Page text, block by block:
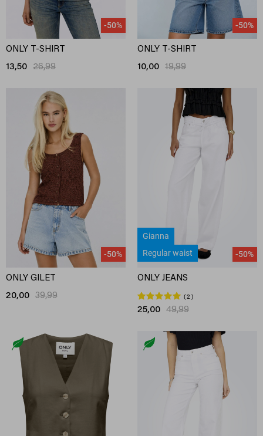
-50%
ONLY T-SHIRT
13,50 26,99
-50%
ONLY T-SHIRT
10,00 19,99
-50%
ONLY GILET
20,00 39,99
Gianna
Regular waist
-50%
ONLY JEANS
2
25,00 49,99